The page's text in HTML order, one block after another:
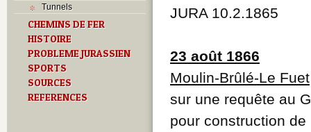
Tunnels
CHEMINS DE FER
HISTOIRE
PROBLEME JURASSIEN
SPORTS
SOURCES
REFERENCES
JURA 10.2.1865
23 août 1866
Moulin-Brûlé-Le Fuet
sur une requête au
pour construction de